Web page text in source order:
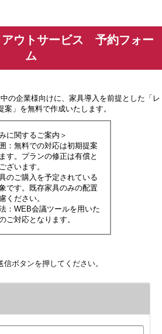
アウトサービス 予約フォー
ム
の企業様向けに、家具導入を前提とした「レ
案」を無料で作成いたします。
に関するご案内＞
：無料での対応は初期提案
す。プランの修正は有償と
ざいます。
のご購入を予定されている
です。既存家具のみの配置
ください。
：WEB会議ツールを用いた
ご対応となります。
ボタンを押してください。